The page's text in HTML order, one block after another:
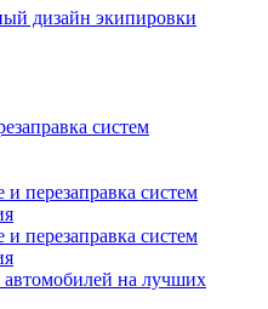
дизайн экипировки
систем
перезаправка систем
перезаправка систем
на лучших